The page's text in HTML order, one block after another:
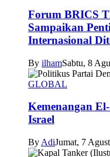
Forum BRICS
Sampaikan
Internasional
By ilhamSabtu, 8
GLOBAL
Kemenangan
Israel
By AdiJumat, 7